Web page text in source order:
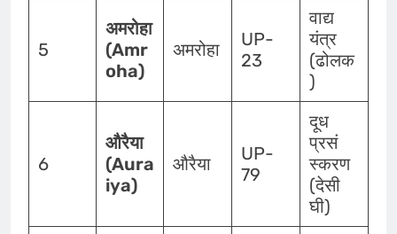
5
अमरोहा
(Amr
oha)
अमरोहा
UP-
23
वाद्य
यंत्र
(ढोलक
)
6
औरैया
(Aura
iya)
औरैया
UP-
79
दूध
प्रसं
स्करण
(देसी
घी)